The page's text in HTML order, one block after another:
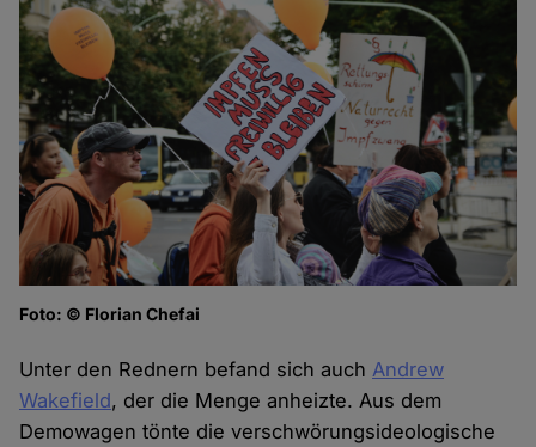
Foto: © Florian Chefai
Unter den Rednern befand sich auchAndrew
Wakefield, der die Menge anheizte. Aus dem
Demowagen tönte die verschwörungsideologische